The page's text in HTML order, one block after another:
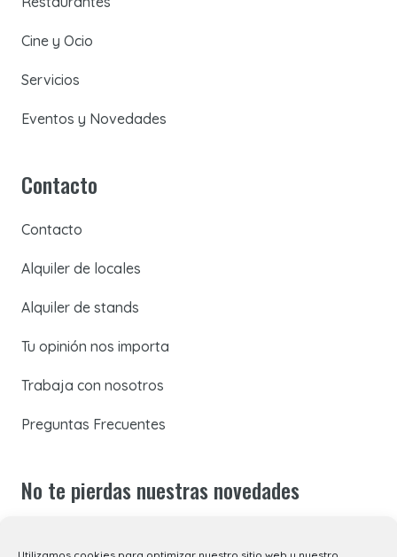
Cine y Ocio
Servicios
Eventos y Novedades
Contacto
Contacto
Alquiler de locales
Alquiler de stands
Tu opinión nos importa
Trabaja con nosotros
Preguntas Frecuentes
No te pierdas nuestras novedades